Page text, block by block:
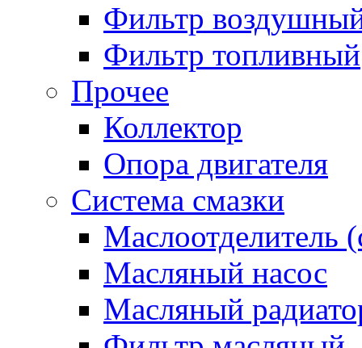
Фильтр
Фильтр топливный
Прочее
Коллектор
Опора двигателя
Система смазки
Маслоотделитель
Масляный насос
Масляный